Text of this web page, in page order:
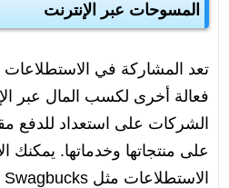
المسوحات عبر الإنترنت
تعد المشاركة في الاستطلاعات
فعالة أخرى لكسب المال عبر
الشركات على استعداد للدفع
على منتجاتها وخدماتها. يمكنك